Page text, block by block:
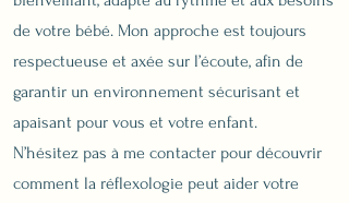
de votre bébé. Mon approche est toujours
respectueuse et axée sur l’écoute, afin de
garantir un environnement sécurisant et
apaisant pour vous et votre enfant.
N’hésitez pas à me contacter pour découvrir
comment la réflexologie peut aider votre